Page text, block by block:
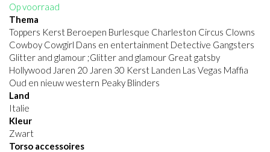
Op voorraad
Thema
Toppers Kerst Beroepen Burlesque Charleston Circus Clowns
Cowboy Cowgirl Dans en entertainment Detective Gangsters
Glitter and glamour ;Glitter and glamour Great gatsby
Hollywood Jaren 20 Jaren 30 Kerst Landen Las Vegas Maffia
Oud en nieuw western Peaky Blinders
Land
Italie
Kleur
Zwart
Torso accessoires